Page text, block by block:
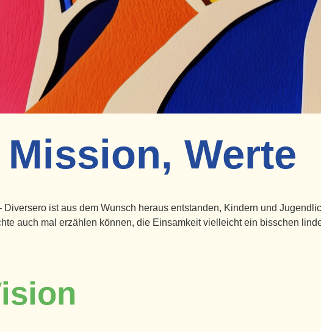
Werte
ist aus dem Wunsch heraus entstanden, Kindern und
auch mal erzählen können, die Einsamkeit vielleicht ein bisschen